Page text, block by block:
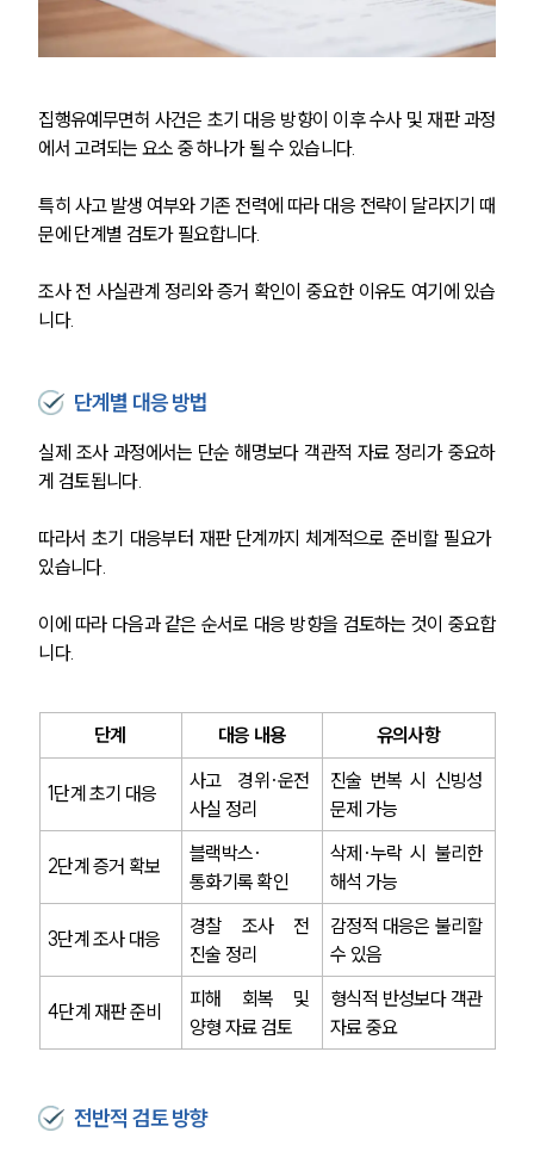
팀소개
팀소개
글로벌 파트너 로펌
집행유예무면허 사건은 초기 대응 방향이 이후 수사 및 재판 과정
에서 고려되는 요소 중 하나가 될 수 있습니다.
특히 사고 발생 여부와 기존 전력에 따라 대응 전략이 달라지기 때
문에 단계별 검토가 필요합니다.
조사 전 사실관계 정리와 증거 확인이 중요한 이유도 여기에 있습
니다.
단계별 대응 방법
실제 조사 과정에서는 단순 해명보다 객관적 자료 정리가 중요하
게 검토됩니다.
따라서 초기 대응부터 재판 단계까지 체계적으로 준비할 필요가
있습니다.
이에 따라 다음과 같은 순서로 대응 방향을 검토하는 것이 중요합
니다.
단계 대응 내용 유의사항
1단계 초기 대응
사고 경위·운전
사실 정리
진술 번복 시 신빙성
문제 가능
2단계 증거 확보
블랙박스·
통화기록 확인
삭제·누락 시 불리한
해석 가능
3단계 조사 대응
경찰 조사 전
진술 정리
감정적 대응은 불리할
수 있음
4단계 재판 준비
피해 회복 및
양형 자료 검토
형식적 반성보다 객관
자료 중요
전반적 검토 방향